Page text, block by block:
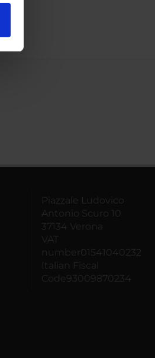
Piazzale Ludovico
Antonio Scuro 10
37134 Verona
VAT
number01541040232
Italian Fiscal
Code93009870234